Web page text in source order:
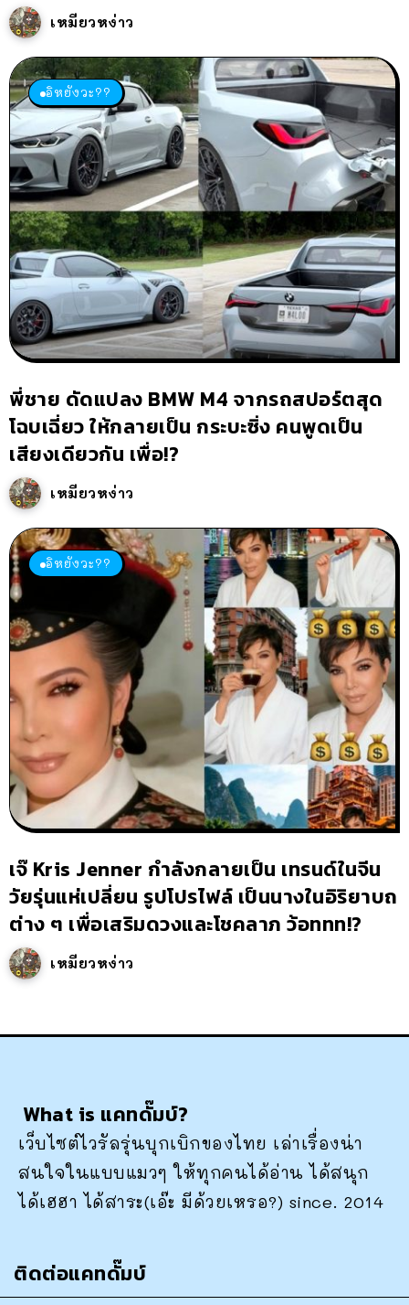
เหมียวหง่าว
อิหยังวะ??
พี่ชาย ดัดแปลง BMW M4 จากรถสปอร์ตสุด
โฉบเฉี่ยว ให้กลายเป็น กระบะซิ่ง คนพูดเป็น
เสียงเดียวกัน เพื่อ!?
เหมียวหง่าว
อิหยังวะ??
เจ๊ Kris Jenner กำลังกลายเป็น เทรนด์ในจีน
วัยรุ่นแห่เปลี่ยน รูปโปรไฟล์ เป็นนางในอิริยาบถ
ต่าง ๆ เพื่อเสริมดวงและโชคลาภ ว้อททท!?
เหมียวหง่าว
What is แคทดั๊มบ์?
เว็บไซต์ไวรัลรุ่นบุกเบิกของไทย เล่าเรื่องน่า
สนใจในแบบแมวๆ ให้ทุกคนได้อ่าน ได้สนุก
ได้เฮฮา ได้สาระ(เอ๊ะ มีด้วยเหรอ?) since. 2014
ติดต่อแคทดั๊มบ์